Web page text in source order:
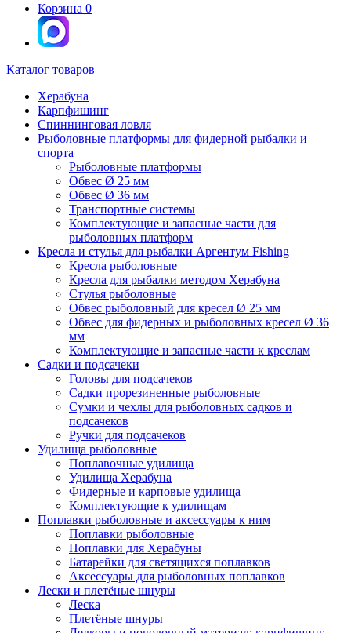
Корзина 0
Каталог товаров
Херабуна
Карпфишинг
Спиннинговая ловля
Рыболовные платформы для фидерной рыбалки и
спорта
Рыболовные платформы
Обвес Ø 25 мм
Обвес Ø 36 мм
Транспортные системы
Комплектующие и запасные части для
рыболовных платформ
Кресла и стулья для рыбалки Аргентум Fishing
Кресла рыболовные
Кресла для рыбалки методом Херабуна
Стулья рыболовные
Обвес рыболовный для кресел Ø 25 мм
Обвес для фидерных и рыболовных кресел Ø 36
мм
Комплектующие и запасные части к креслам
Садки и подсачеки
Головы для подсачеков
Садки прорезиненные рыболовные
Сумки и чехлы для рыболовных садков и
подсачеков
Ручки для подсачеков
Удилища рыболовные
Поплавочные удилища
Удилища Херабуна
Фидерные и карповые удилища
Комплектующие к удилищам
Поплавки рыболовные и аксессуары к ним
Поплавки рыболовные
Поплавки для Херабуны
Батарейки для светящихся поплавков
Аксессуары для рыболовных поплавков
Лески и плетёные шнуры
Леска
Плетёные шнуры